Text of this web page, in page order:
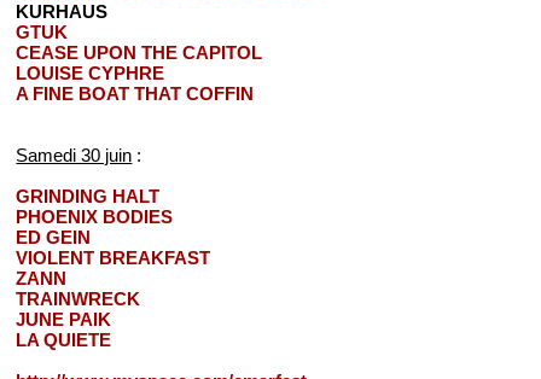
KURHAUS
GTUK
CEASE UPON THE CAPITOL
LOUISE CYPHRE
A FINE BOAT THAT COFFIN
Samedi 30 juin :
GRINDING HALT
PHOENIX BODIES
ED GEIN
VIOLENT BREAKFAST
ZANN
TRAINWRECK
JUNE PAIK
LA QUIETE